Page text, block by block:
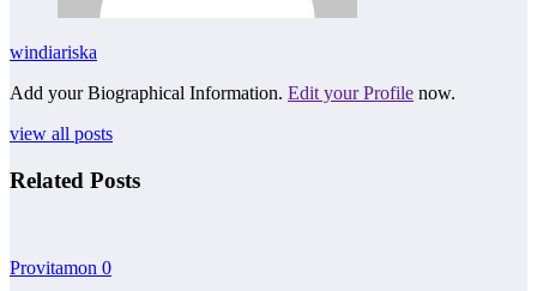
windiariska
Add your Biographical Information. Edit your Profile now.
view all posts
Related Posts
Provitamon 0